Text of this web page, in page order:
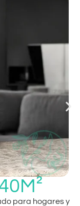
para hogares y